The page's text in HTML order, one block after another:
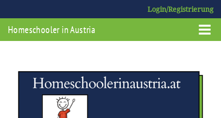
Login/Registrierung
Homeschooler in Austria